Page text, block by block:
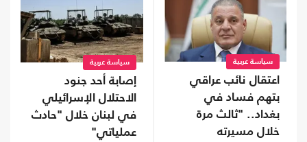
سياسة عربية
اعتقال نائب عراقي
بتهم فساد في
بغداد.. "ثالث مرة
خلال مسيرته
سياسة عربية
إصابة أحد جنود
الاحتلال الإسرائيلي
في لبنان خلال "حادث
عملياتي"